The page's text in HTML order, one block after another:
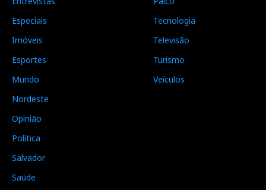
Especiais
Imóveis
Esportes
Mundo
Nordeste
Opinião
Política
Salvador
Saúde
Tecnologia
Televisão
Turismo
Veículos